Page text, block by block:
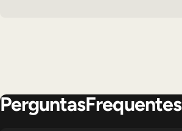
PerguntasFrequentes